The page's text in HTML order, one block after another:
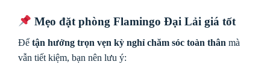
Mẹo đặt phòng Flamingo Đại Lải giá tốt
Để tận hưởng trọn vẹn kỳ nghỉ chăm sóc toàn thân mà
vẫn tiết kiệm, bạn nên lưu ý: